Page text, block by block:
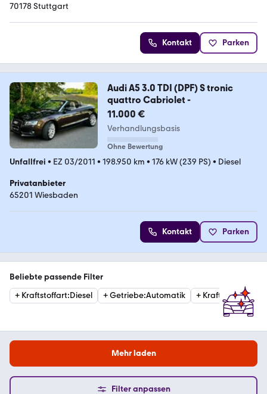
70178 Stuttgart
Kontakt Parken
Audi A5 3.0 TDI (DPF) S tronic
quattro Cabriolet -
11.000 €
Verhandlungsbasis
Ohne Bewertung
Unfallfrei • EZ 03/2011 • 198.950 km • 176 kW (239 PS) • Diesel
Privatanbieter
65201 Wiesbaden
Kontakt Parken
Beliebte passende Filter
+ Kraftstoffart:Diesel +Getriebe:Automatik + Kraftstoffart:
Mehr laden
Filter anpassen